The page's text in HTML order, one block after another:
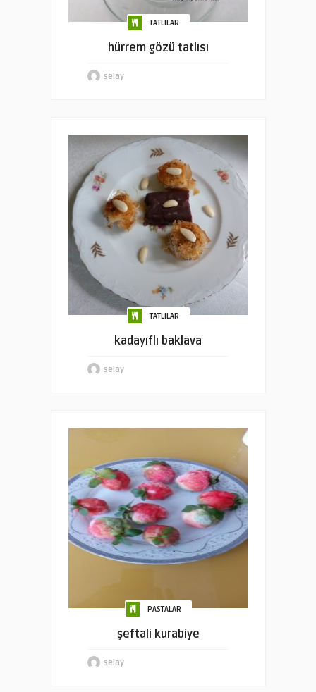
TATLILAR
hürrem gözü tatlısı
selay
TATLILAR
kadayıflı baklava
selay
PASTALAR
şeftali kurabiye
selay